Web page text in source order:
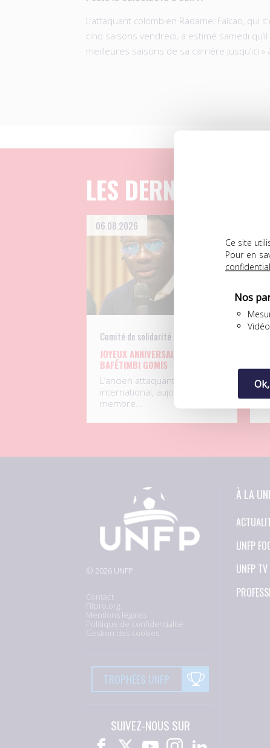
Ce site
Pour en
Nos
L’attaquant colombien Radamel Falcao, qui
cinq saisons vendredi, a estimé samedi
meilleures saisons de sa carrière jusqu’ici »
LES DERNIERS
06.08.2026
Comité de solidarité
JOYEUX ANNIVERSAIRE À
BAFÉTIMBI GOMIS
L’ancien attaquant
international, aujourd’hui
membre…
© 2026 UNFP
Contact
Fifpro.org
Mentions légales
Politique de confidentialité
Gestion des cookies
TROPHÉES UNFP
SUIVEZ-NOUS SUR
À LA
UNFP
UNFP TV